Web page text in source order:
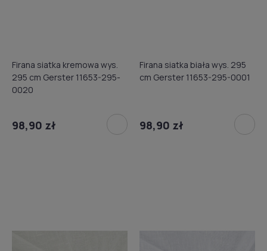
Firana siatka kremowa wys.
295 cm Gerster 11653-295-
0020
98,90 zł
Firana siatka biała wys. 295
cm Gerster 11653-295-0001
98,90 zł